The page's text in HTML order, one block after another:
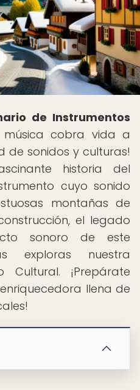
de Instrumentos
cobra vida a
de sonidos y culturas!
historia del
cuyo sonido
montañas de
el legado
sonoro de este
exploras nuestra
Cultural. ¡Prepárate
llena de